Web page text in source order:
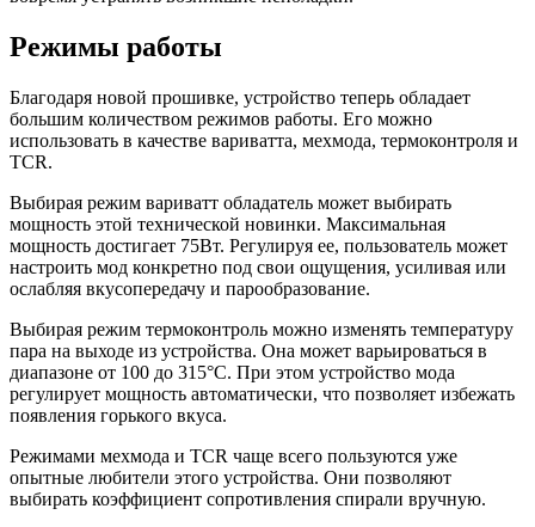
Режимы работы
Благодаря новой прошивке, устройство теперь обладает
большим количеством режимов работы. Его можно
использовать в качестве вариватта, мехмода, термоконтроля и
TCR.
Выбирая режим вариватт обладатель может выбирать
мощность этой технической новинки. Максимальная
мощность достигает 75Вт. Регулируя ее, пользователь может
настроить мод конкретно под свои ощущения, усиливая или
ослабляя вкусопередачу и парообразование.
Выбирая режим термоконтроль можно изменять температуру
пара на выходе из устройства. Она может варьироваться в
диапазоне от 100 до 315°C. При этом устройство мода
регулирует мощность автоматически, что позволяет избежать
появления горького вкуса.
Режимами мехмода и TCR чаще всего пользуются уже
опытные любители этого устройства. Они позволяют
выбирать коэффициент сопротивления спирали вручную.